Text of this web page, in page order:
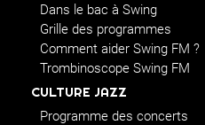
Dans le bac à Swing
Grille des programmes
Comment aider Swing FM ?
Trombinoscope Swing FM
CULTURE JAZZ
Programme des concerts